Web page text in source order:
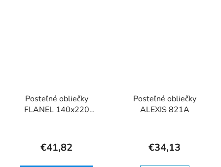
Posteľné obliečky
FLANEL 140x220
€41,82
Posteľné obliečky
ALEXIS 821A
€34,13